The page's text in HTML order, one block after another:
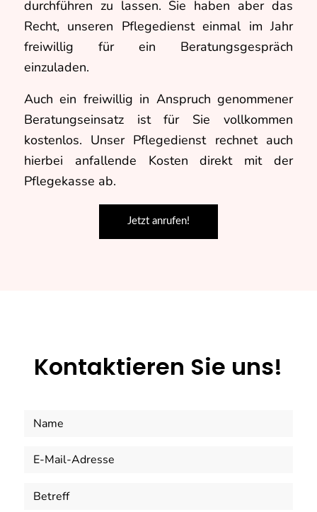
durchführen zu lassen. Sie haben aber das
Recht, unseren Pflegedienst einmal im Jahr
freiwillig für ein Beratungsgespräch
einzuladen.
Auch ein freiwillig in Anspruch genommener
Beratungseinsatz ist für Sie vollkommen
kostenlos. Unser Pflegedienst rechnet auch
hierbei anfallende Kosten direkt mit der
Pflegekasse ab.
Jetzt anrufen!
Kontaktieren Sie uns!